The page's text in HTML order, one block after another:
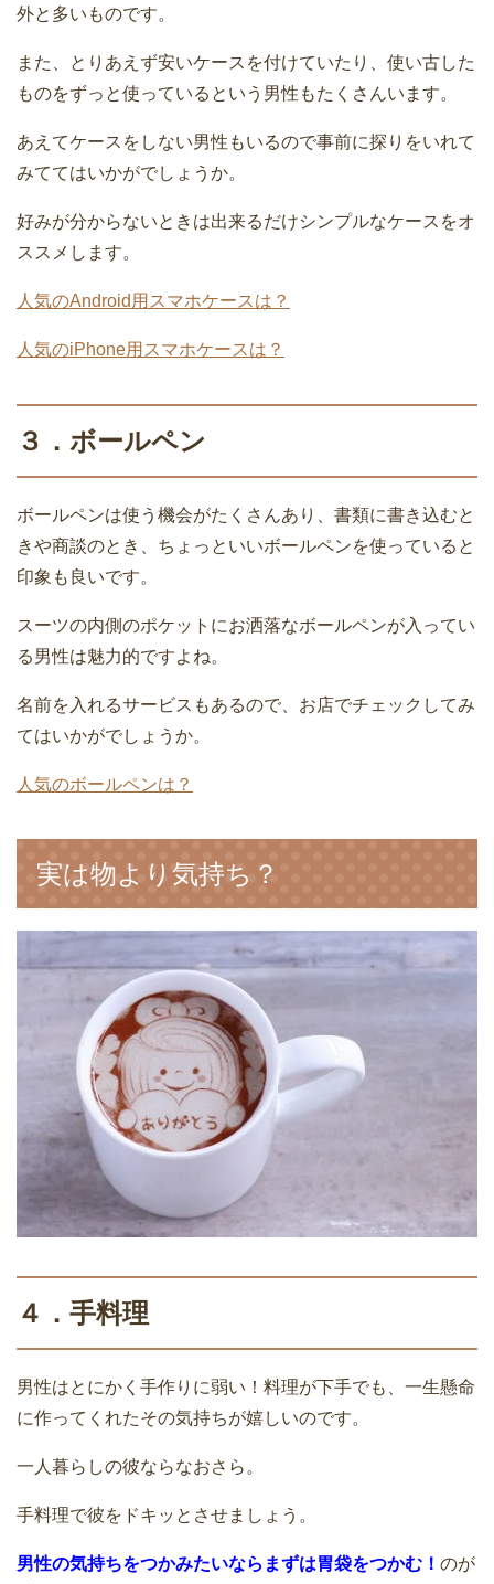
外と多いものです。
また、とりあえず安いケースを付けていたり、使い古した
ものをずっと使っているという男性もたくさんいます。
あえてケースをしない男性もいるので事前に探りをいれて
みててはいかがでしょうか。
好みが分からないときは出来るだけシンプルなケースをオ
ススメします。
人気のAndroid用スマホケースは？
人気のiPhone用スマホケースは？
３．ボールペン
ボールペンは使う機会がたくさんあり、書類に書き込むと
きや商談のとき、ちょっといいボールペンを使っていると
印象も良いです。
スーツの内側のポケットにお洒落なボールペンが入ってい
る男性は魅力的ですよね。
名前を入れるサービスもあるので、お店でチェックしてみ
てはいかがでしょうか。
人気のボールペンは？
実は物より気持ち？
４．手料理
男性はとにかく手作りに弱い！料理が下手でも、一生懸命
に作ってくれたその気持ちが嬉しいのです。
一人暮らしの彼ならなおさら。
手料理で彼をドキッとさせましょう。
男性の気持ちをつかみたいならまずは胃袋をつかむ！ のが